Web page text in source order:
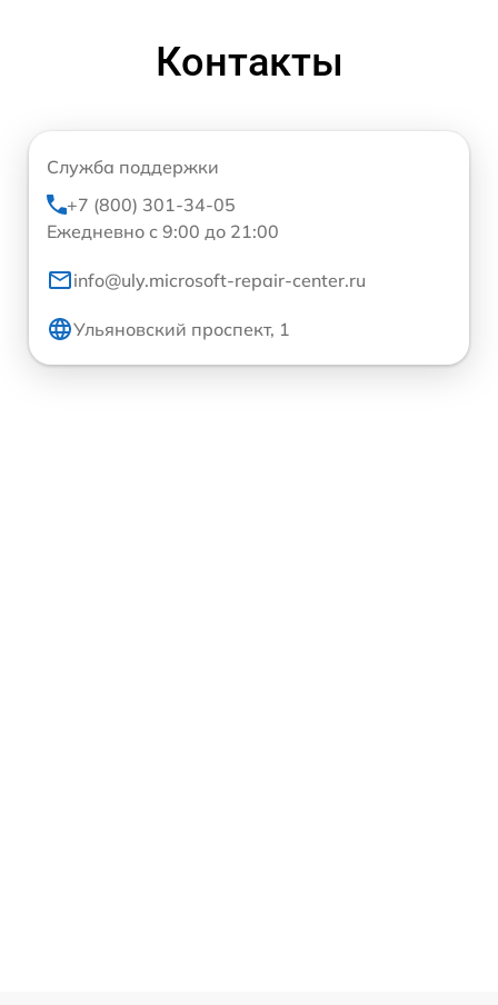
Контакты
Служба поддержки
+7 (800) 301-34-05
Ежедневно с 9:00 до 21:00
info@uly.microsoft-repair-center.ru
Ульяновский проспект, 1